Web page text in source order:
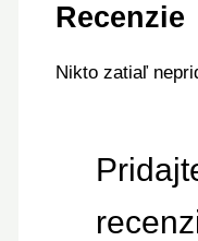
Recenzie
Nikto zatiaľ